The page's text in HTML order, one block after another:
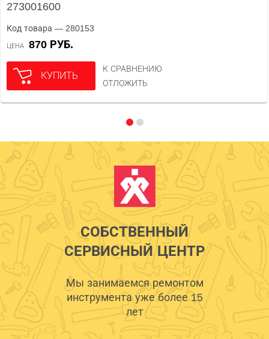
273001600
Код товара — 280153
ЦЕНА 870 РУБ.
КУПИТЬ
К СРАВНЕНИЮ
ОТЛОЖИТЬ
СОБСТВЕННЫЙ
СЕРВИСНЫЙ ЦЕНТР
Мы занимаемся ремонтом
инструмента уже более 15
лет